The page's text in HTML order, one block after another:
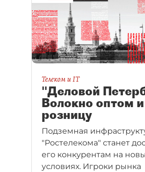
Телеком и IT
"Деловой
Волокно оптом
розницу
Подземная
"Ростелекома" станет
его конкурентам на
условиях. Игроки рынка